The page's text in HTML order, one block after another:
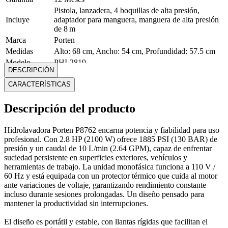
Incluye
Pistola, lanzadera, 4 boquillas de alta presión,
adaptador para manguera, manguera de alta presión
de 8 m
Marca
Porten
Medidas
Alto: 68 cm, Ancho: 54 cm, Profundidad: 57.5 cm
Modelo
PHI-2819
Peso
Potencia
2.8 HP (2100 W)
succión
110 V / 60 Hz
Mostrar más
DESCRIPCIÓN
CARACTERÍSTICAS
Descripción del producto
Hidrolavadora Porten P8762 encarna potencia y fiabilidad para uso
profesional. Con 2.8 HP (2100 W) ofrece 1885 PSI (130 BAR) de
presión y un caudal de 10 L/min (2.64 GPM), capaz de enfrentar
suciedad persistente en superficies exteriores, vehículos y
herramientas de trabajo. La unidad monofásica funciona a 110 V /
60 Hz y está equipada con un protector térmico que cuida al motor
ante variaciones de voltaje, garantizando rendimiento constante
incluso durante sesiones prolongadas. Un diseño pensado para
mantener la productividad sin interrupciones.
El diseño es portátil y estable, con llantas rígidas que facilitan el